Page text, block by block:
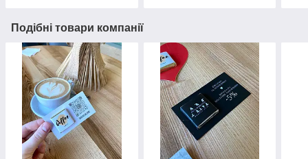
Подібні товари компанії